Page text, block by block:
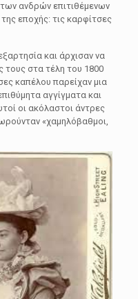
ανδρών επιτιθέμενων
εποχής: τις καρφίτσες
και άρχισαν να
τους στα τέλη του 1800
καπέλου παρείχαν μια
αγγίγματα και
οι ακόλαστοι άντρες
«χαμηλόβαθμοι,